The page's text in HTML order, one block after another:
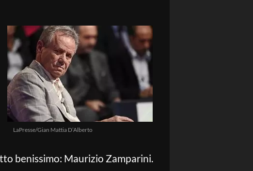
LaPresse/Gian Mattia D’Alberto
benissimo: Maurizio Zamparini.